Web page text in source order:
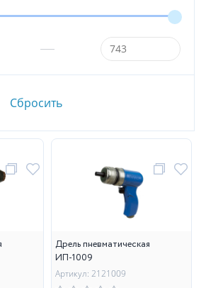
Дрель пневматическая
ИП-1009
Артикул: 2121009